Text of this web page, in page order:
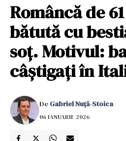
Româncă de
bătută cu
soț. Motivul:
câștigați în
De Gabriel Nuță-Stoica
06 IANUARIE 2026